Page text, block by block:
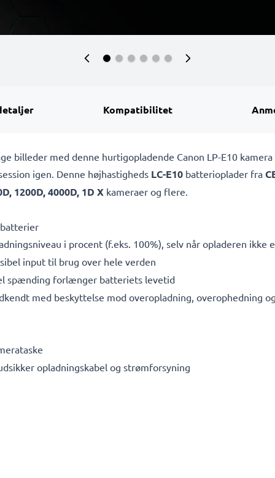
Kompatibilitet
billeder med denne hurtigopladende Canon LP-E10 kamera
igen. Denne højhastigheds LC-E10 batterioplader fra
1200D, 4000D, 1D X kameraer og flere.
i procent (f.eks. 100%), selv når opladeren ikke
input til brug over hele verden
spænding forlænger batteriets levetid
med beskyttelse mod overopladning, overophedning
opladningskabel og strømforsyning